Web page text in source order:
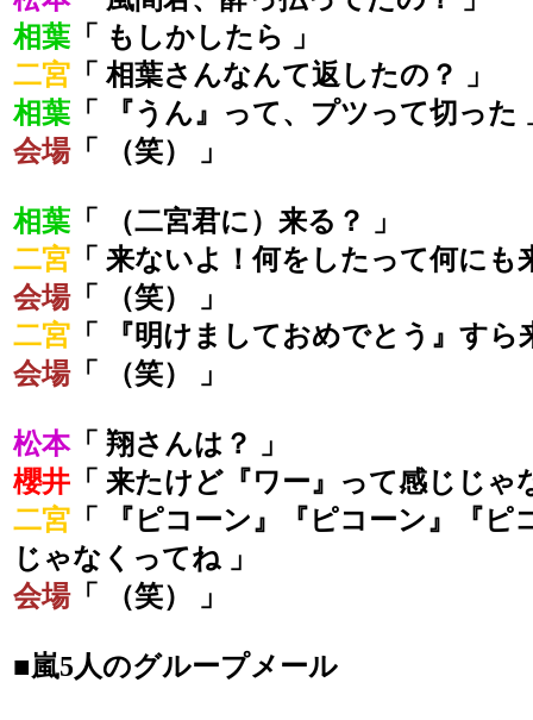
相葉 「 もしかしたら 」
二宮 「 相葉さんなんて返したの？ 」
相葉 「 『うん』って、プツって切った
会場「 （笑） 」
相葉 「 （二宮君に）来る？ 」
二宮 「 来ないよ！何をしたって何にも
会場「 （笑） 」
二宮 「 『明けましておめでとう』すら
会場「 （笑） 」
松本「 翔さんは？ 」
櫻井 「 来たけど『ワー』って感じじゃ
二宮 「 『ピコーン』『ピコーン』『ピ
じゃなくってね 」
会場「 （笑） 」
■嵐5人のグループメール